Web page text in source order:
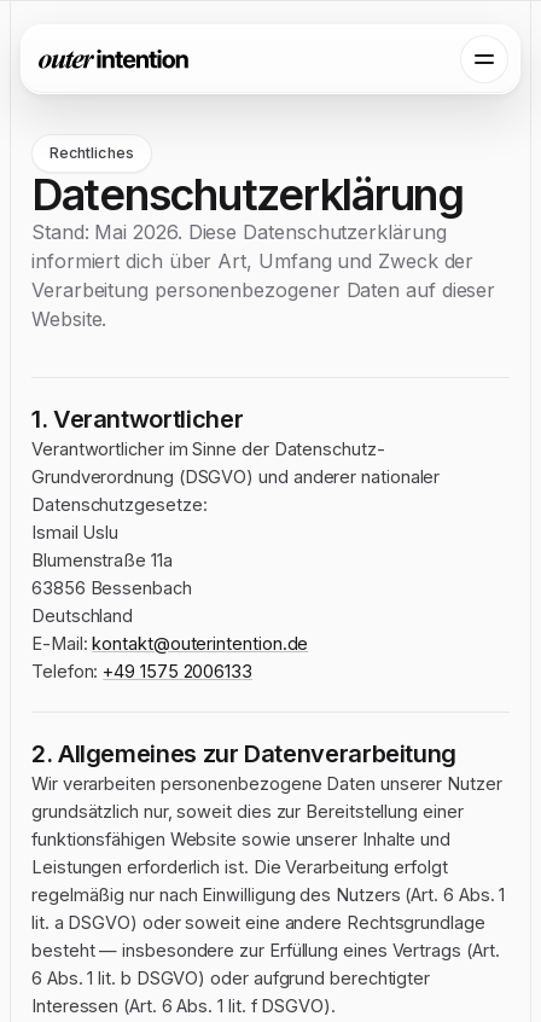
Rechtliches
Datenschutzerklärung
Stand: Mai 2026. Diese Datenschutzerklärung
informiert dich über Art, Umfang und Zweck der
Verarbeitung personenbezogener Daten auf dieser
Website.
1. Verantwortlicher
Verantwortlicher im Sinne der Datenschutz-
Grundverordnung (DSGVO) und anderer nationaler
Datenschutzgesetze:
Ismail Uslu
Blumenstraße 11a
63856 Bessenbach
Deutschland
E-Mail:kontakt@outerintention.de
Telefon: +49 1575 2006133
2. Allgemeines zur Datenverarbeitung
Wir verarbeiten personenbezogene Daten unserer Nutzer
grundsätzlich nur, soweit dies zur Bereitstellung einer
funktionsfähigen Website sowie unserer Inhalte und
Leistungen erforderlich ist. Die Verarbeitung erfolgt
regelmäßig nur nach Einwilligung des Nutzers (Art. 6 Abs. 1
lit. a DSGVO) oder soweit eine andere Rechtsgrundlage
besteht — insbesondere zur Erfüllung eines Vertrags (Art.
6 Abs. 1 lit. b DSGVO) oder aufgrund berechtigter
Interessen (Art. 6 Abs. 1 lit. f DSGVO).